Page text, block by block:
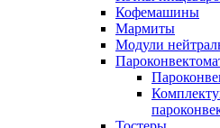
Кофемашины
Мармиты
Модули